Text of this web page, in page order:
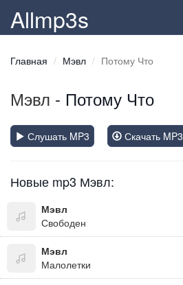
Allmp3s
Главная Мэвл Потому Что
Мэвл - Потому Что
Слушать MP3 Скачать MP3
Новые mp3 Мэвл:
Мэвл
Свободен
Мэвл
Малолетки